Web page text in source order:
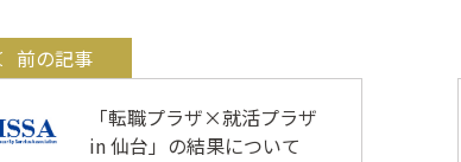
前の記事
「転職プラザ×就活プラザ
in 仙台」の結果について